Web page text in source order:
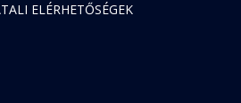
ELÉRHETŐSÉGEK